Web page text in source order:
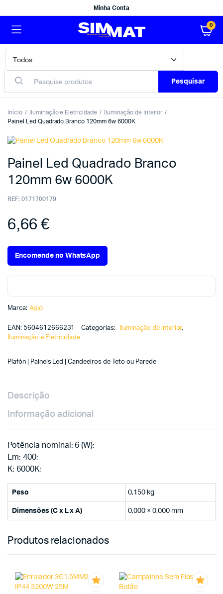
Minha Conta
0
Pesquisar
Início Iluminação e Eletricidade
Iluminação de Interior
Painel Led Quadrado Branco 120mm 6w 6000K
Painel Led Quadrado Branco
120mm 6w 6000K
REF: 0171700179
6,66€
Encomende no WhatsApp
Marca: Aslo
EAN: 5604612666231 Categorias: Iluminação de Interior,
Iluminação e Eletricidade
Plafón | Paineis Led | Candeeiros de Teto ou Parede
Descrição
Informação adicional
Potência nominal: 6 (W);
Lm: 400;
K: 6000K;
Peso 0,150 kg
Dimensões (C x L x A) 0,000 × 0,000 mm
Produtos relacionados